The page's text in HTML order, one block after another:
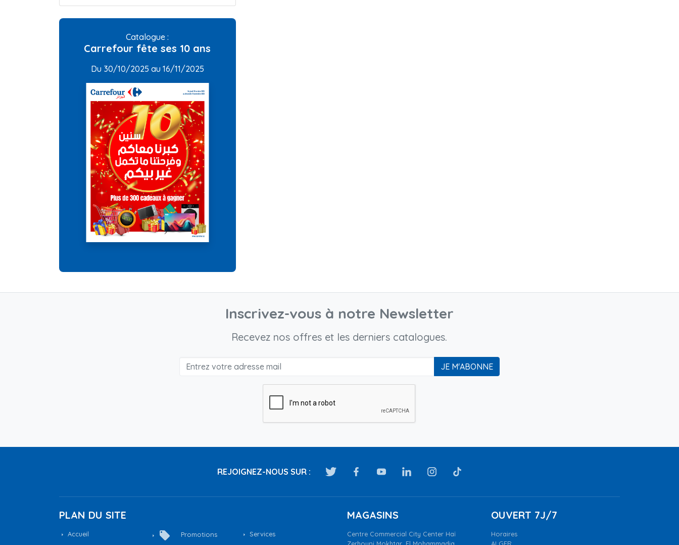
Catalogue :
Carrefour fête ses 10 ans
Du 30/10/2025 au 16/11/2025
Inscrivez-vous à notre Newsletter
Recevez nos offres et les derniers catalogues.
JE M'ABONNE
REJOIGNEZ-NOUS SUR :
PLAN DU SITE
Accueil local_offer Promotions
Services
MAGASINS
Centre Commercial City Center Haï
OUVERT 7J/7
Horaires